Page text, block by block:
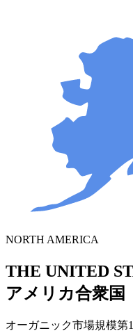
NORTH AMERICA
THE UNITED
アメリカ合衆国
オーガニック市場規模第